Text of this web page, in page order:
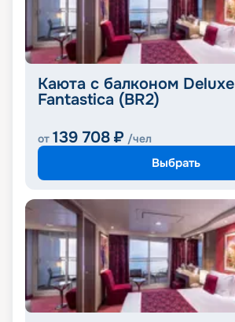
Каюта с балконом Deluxe
Fantastica (BR2)
от 139 708 ₽ /чел
Выбрать